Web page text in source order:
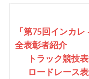
「第75回インカレ
全表彰者紹介
トラック競技
ロードレース